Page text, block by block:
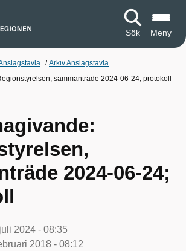
Sök Meny
/Arkiv Anslagstavla
sammanträde 2024-06-24; protokoll
2024-06-24;
2024 - 08:35
2018 - 08:12